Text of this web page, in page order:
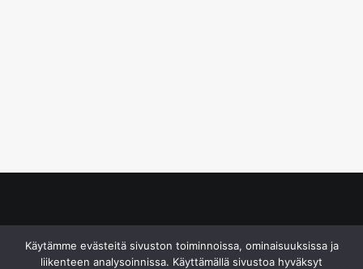
Käytämme evästeitä sivuston toiminnoissa, ominaisuuksissa ja
liikenteen analysoinnissa. Käyttämällä sivustoa hyväksyt